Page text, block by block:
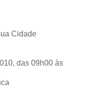
Cidade
das 09h00 às